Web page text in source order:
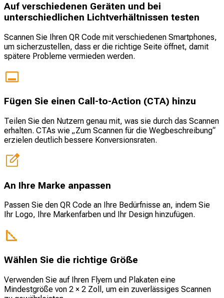
Auf verschiedenen Geräten und bei
unterschiedlichen Lichtverhältnissen testen
Scannen Sie Ihren QR Code mit verschiedenen Smartphones,
um sicherzustellen, dass er die richtige Seite öffnet, damit
spätere Probleme vermieden werden.
Fügen Sie einen Call-to-Action (CTA) hinzu
Teilen Sie den Nutzern genau mit, was sie durch das Scannen
erhalten. CTAs wie „Zum Scannen für die Wegbeschreibung“
erzielen deutlich bessere Konversionsraten.
An Ihre Marke anpassen
Passen Sie den QR Code an Ihre Bedürfnisse an, indem Sie
Ihr Logo, Ihre Markenfarben und Ihr Design hinzufügen.
Wählen Sie die richtige Größe
Verwenden Sie auf Ihren Flyern und Plakaten eine
Mindestgröße von 2 × 2 Zoll, um ein zuverlässiges Scannen